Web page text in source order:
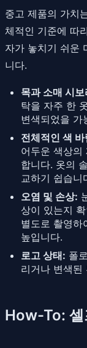
중고 제품의 가치
체적인 기준에 따
자가 놓치기 쉬운
니다.
목과 소매 시보
탁을 자주 한
변색되었을 가
전체적인 색
어두운 색상의
합니다. 옷의
교하기 쉽습니
오염 및 손상:
상이 있는지
별도로 촬영하
높입니다.
로고 상태: 폴
리거나 변색된
How-To: 셀